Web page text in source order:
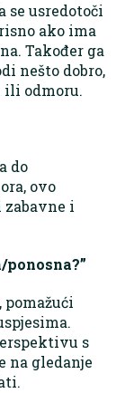
se usredotoči
ako ima
Također ga
nešto dobro,
ili odmoru.
do
ovo
i
s
na gledanje